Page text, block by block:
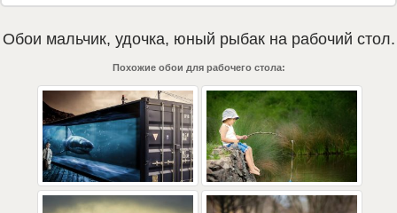
Обои мальчик, удочка, юный рыбакна рабочий стол.
Похожие обои для рабочего стола: